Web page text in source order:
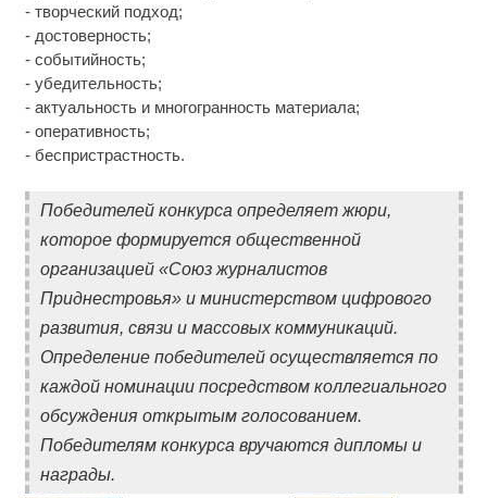
- творческий подход;
- достоверность;
- событийность;
- убедительность;
- актуальность и многогранность материала;
- оперативность;
- беспристрастность.
Победителей конкурса определяет жюри,
которое формируется общественной
организацией «Союз журналистов
Приднестровья» и министерством цифрового
развития, связи и массовых коммуникаций.
Определение победителей осуществляется по
каждой номинации посредством коллегиального
обсуждения открытым голосованием.
Победителям конкурса вручаются дипломы и
награды.